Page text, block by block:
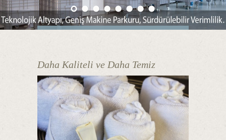
Daha Kaliteli ve Daha Temiz